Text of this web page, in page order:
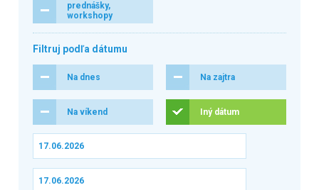
prednášky,
workshopy
Filtruj podľa dátumu
Na dnes Na zajtra
Na víkend Iný dátum